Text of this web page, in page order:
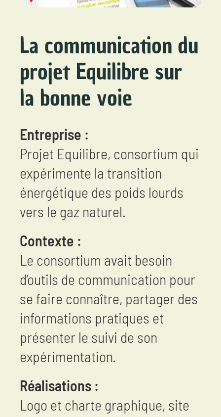
La communication du
projet Equilibre sur
la bonne voie
Entreprise :
Projet Equilibre, consortium qui
expérimente la transition
énergétique des poids lourds
vers le gaz naturel.
Contexte :
Le consortium avait besoin
d’outils de communication pour
se faire connaître, partager des
informations pratiques et
présenter le suivi de son
expérimentation.
Réalisations :
Logo et charte graphique, site